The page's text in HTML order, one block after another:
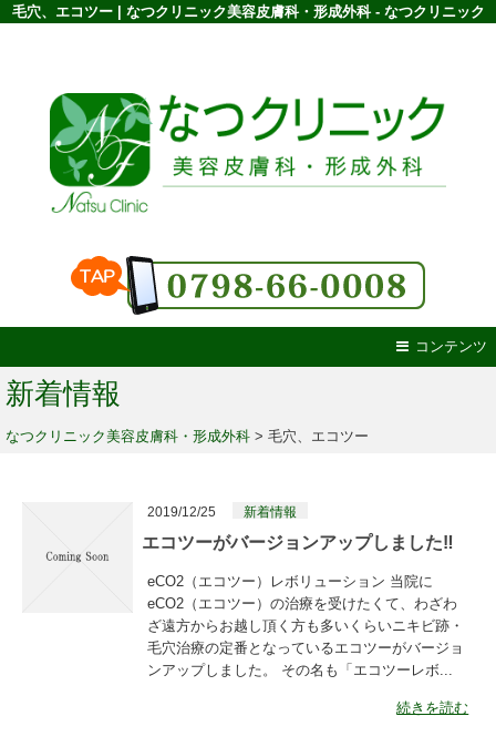
毛穴、エコツー | なつクリニック美容皮膚科・形成外科 - なつクリニック
コンテンツ
新着情報
なつクリニック美容皮膚科・形成外科 > 毛穴、エコツー
2019/12/25 新着情報
エコツーがバージョンアップしました‼
eCO2（エコツー）レボリューション 当院に
eCO2（エコツー）の治療を受けたくて、わざわ
ざ遠方からお越し頂く方も多いくらいニキビ跡・
毛穴治療の定番となっているエコツーがバージョ
ンアップしました。 その名も「エコツーレボ...
続きを読む